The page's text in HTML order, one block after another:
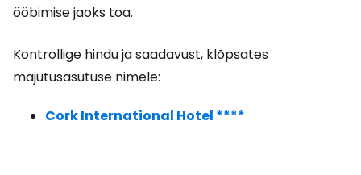
ööbimise jaoks toa.
Kontrollige hindu ja saadavust, klõpsates
majutusasutuse nimele:
Cork International Hotel ****